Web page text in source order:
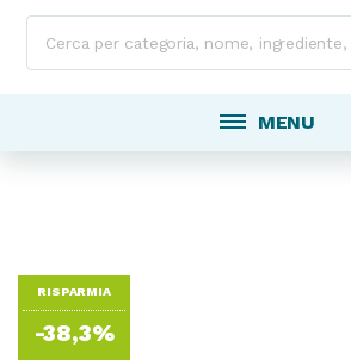
MENU
RISPARMIA
-38,3%